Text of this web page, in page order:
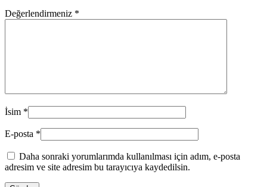
Değerlendirmeniz *
İsim *
E-posta *
Daha sonraki yorumlarımda kullanılması için adım, e-posta
adresim ve site adresim bu tarayıcıya kaydedilsin.